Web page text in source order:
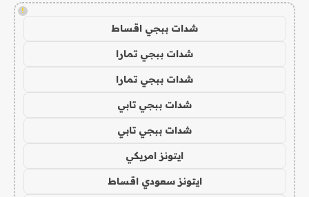
!
شدات ببجي اقساط
شدات ببجي تمارا
شدات ببجي تمارا
شدات ببجي تابي
شدات ببجي تابي
ايتونز امريكي
ايتونز سعودي اقساط